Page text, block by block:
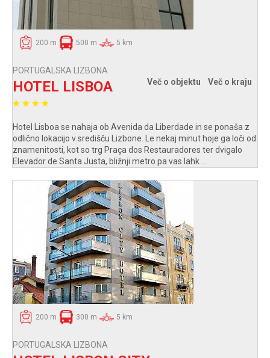
200 m 500 m 5 km
PORTUGALSKA LIZBONA
HOTEL LISBOA Več o objektu Več o kraju
Hotel Lisboa se nahaja ob Avenida da Liberdade in se ponaša z
odlično lokacijo v središču Lizbone. Le nekaj minut hoje ga loči od
znamenitosti, kot so trg Praça dos Restauradores ter dvigalo
Elevador de Santa Justa, bližnji metro pa vas lahk ...
200 m 300 m 5 km
PORTUGALSKA LIZBONA